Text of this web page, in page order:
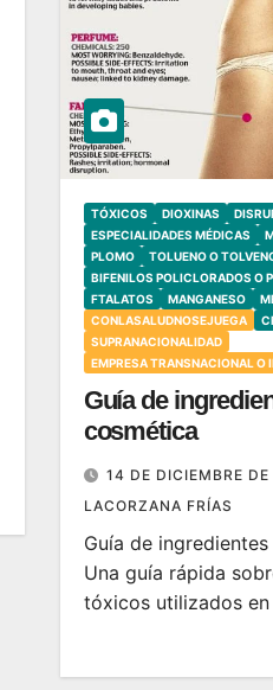
TÓXICOS DIOXINAS
ESPECIALIDADES MÉDICAS
PLOMO
TOLUENO O
BIFENILOS POLICLORADOS O
FTALATOS
MANGANESO
CONLASALUDNOSEJUEGA
SUPRANACIONALIDAD
EMPRESA TRANSNACIONAL O
Guía de
cosmética
14 DE DICIEMBRE
LACORZANA FRÍAS
Guía de
Una guía rápida
tóxicos utilizados